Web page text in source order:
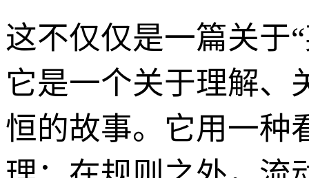
这不仅仅是一篇关于
它是一个关于理解、
恒的故事。它用一种